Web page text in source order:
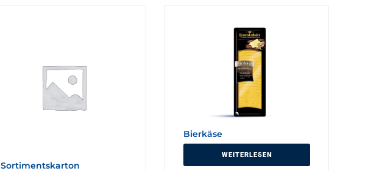
Sortimentskarton
Bierkäse
WEITERLESEN